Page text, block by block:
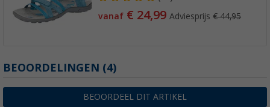
vanaf € 24,99Adviesprijs€ 44,95
BEOORDELINGEN (4)
BEOORDEEL DIT ARTIKEL